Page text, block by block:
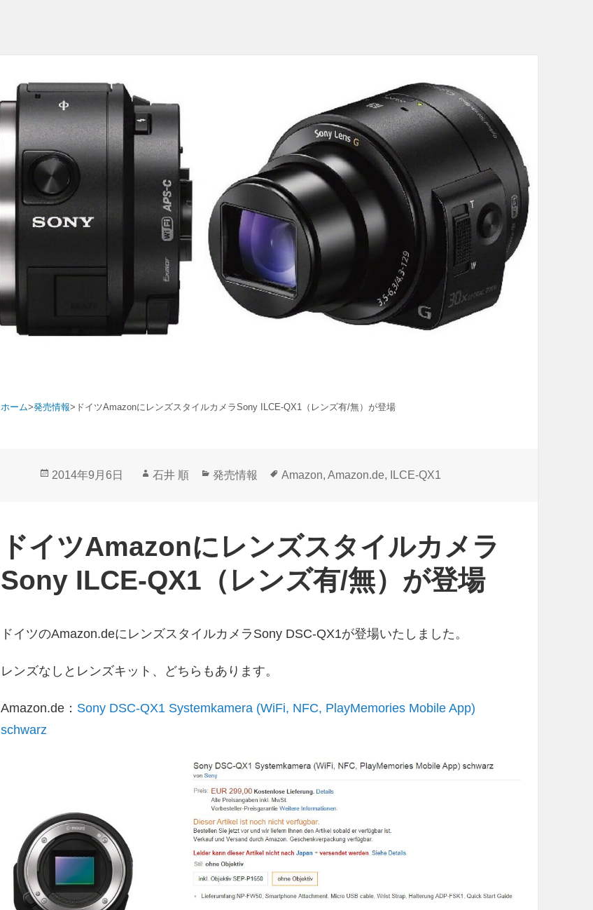
ホーム>発売情報> ドイツAmazonにレンズスタイルカメラSony ILCE-QX1（レンズ有/無）が登場
投
2014年9月6日
作
石井 順
カ
リ
ー
発売情報
タ
Amazon,Amazon.de, ILCE-QX1
ドイツAmazonにレンズスタイルカメラ
Sony ILCE-QX1（レンズ有/無）が登場
ドイツのAmazon.deにレンズスタイルカメラSony DSC-QX1が登場いたしました。
レンズなしとレンズキット、どちらもあります。
Amazon.de： Sony DSC-QX1 Systemkamera (WiFi, NFC, PlayMemories Mobile App)
schwarz